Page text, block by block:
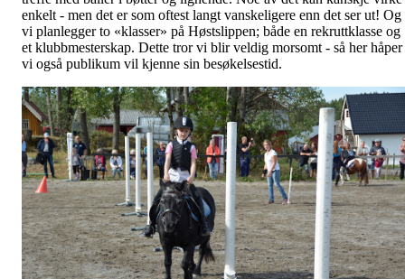
enkelt - men det er som oftest langt vanskeligere enn det ser ut! Og
vi planlegger to «klasser» på Høstslippen; både en rekruttklasse og
et klubbmesterskap. Dette tror vi blir veldig morsomt - så her håper
vi også publikum vil kjenne sin besøkelsestid.